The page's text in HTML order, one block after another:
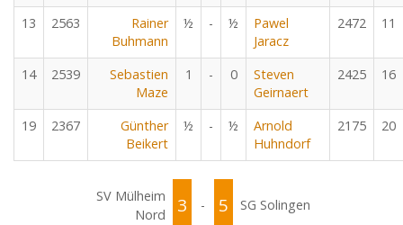
13 2563
Rainer
Buhmann
½ - ½
Pawel
Jaracz
2472 11
14 2539
Sebastien
Maze
1 - 0
Steven
Geirnaert
2425 16
19 2367
Günther
Beikert
½ - ½
Arnold
Huhndorf
2175 20
SV Mülheim
Nord
3 - 5 SG Solingen